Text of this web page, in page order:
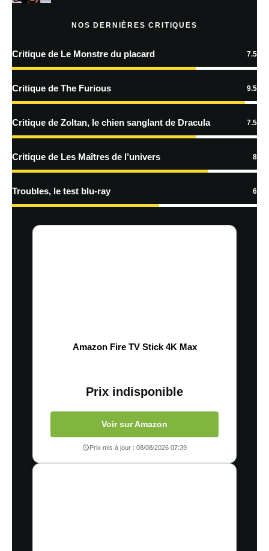
Prévenez-moi de tous les nouveaux articles par e-mail.
En savoir
traitées
NOS DERNIÈRES CRITIQUES
Critique de Le Monstre du placard 7.5
Critique de The Furious 9.5
Critique de Zoltan, le chien sanglant de Dracula 7.5
Critique de Les Maîtres de l’univers 8
Troubles, le test blu-ray 6
Amazon Fire TV Stick 4K Max
Prix indisponible
Voir sur Amazon
Prix mis à jour : 08/08/2026 07:39